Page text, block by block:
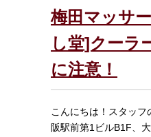
梅田マッサ
し堂]クーラ
に注意！
こんにちは！スタッ
阪駅前第1ビルB1F、